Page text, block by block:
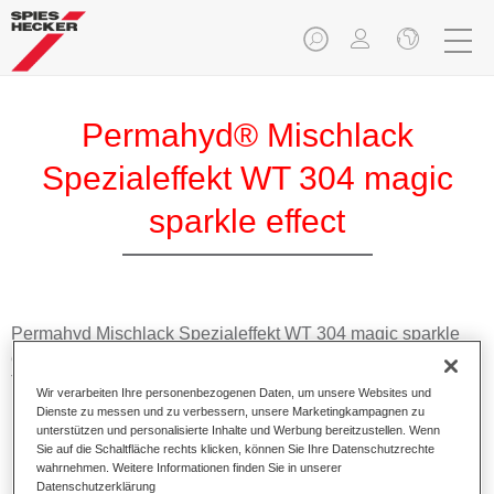
Permahyd® Mischlack
Spezialeffekt WT 304 magic
sparkle effect
Permahyd Mischlack Spezialeffekt WT 304 magic sparkle
effect eignet sich für die Ausmischung von Permahyd Hi-
TEC Basislack 480 und Permahyd Basislack 286.
Produktmerkmale
Einfach und schnell zu verarbeiten.
Bietet eine hohe Farbtongenauigkeit und gleichmäßige
Wir verarbeiten Ihre personenbezogenen Daten, um unsere Websites und
Dienste zu messen und zu verbessern, unsere Marketingkampagnen zu
unterstützen und personalisierte Inhalte und Werbung bereitzustellen. Wenn
Sie auf die Schaltfläche rechts klicken, können Sie Ihre Datenschutzrechte
wahrnehmen. Weitere Informationen finden Sie in unserer
Datenschutzerklärung